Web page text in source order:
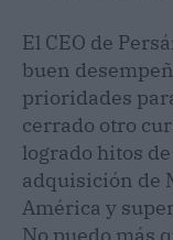
El CEO de
buen
prioridades
cerrado otro
logrado hitos
adquisición de
América y
No puedo más